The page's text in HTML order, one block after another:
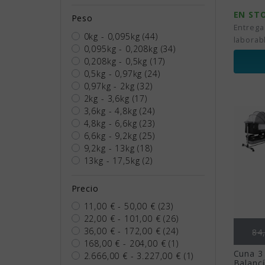
Peso
0kg - 0,095kg(44)
0,095kg - 0,208kg (34)
0,208kg - 0,5kg (17)
0,5kg - 0,97kg(24)
0,97kg - 2kg(32)
2kg - 3,6kg (17)
3,6kg - 4,8kg(24)
4,8kg - 6,6kg(23)
6,6kg - 9,2kg(25)
9,2kg - 13kg(18)
13kg - 17,5kg(2)
Precio
11,00 € - 50,00 € (23)
22,00 € - 101,00 €(26)
36,00 € - 172,00 €(24)
168,00 € - 204,00 €(1)
2.666,00 € - 3.227,00 € (1)
EN
Cuna